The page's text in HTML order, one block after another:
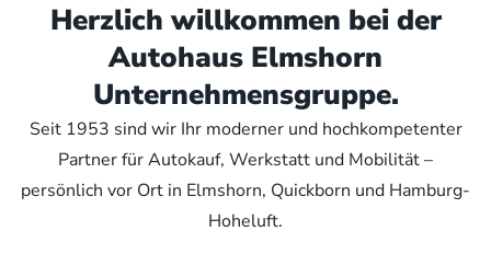
Herzlich willkommen bei der
Autohaus Elmshorn
Unternehmensgruppe.
Seit 1953 sind wir Ihr moderner und hochkompetenter
Partner für Autokauf, Werkstatt und Mobilität –
persönlich vor Ort in Elmshorn, Quickborn und Hamburg-
Hoheluft.